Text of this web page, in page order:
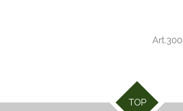
Art.300
TOP